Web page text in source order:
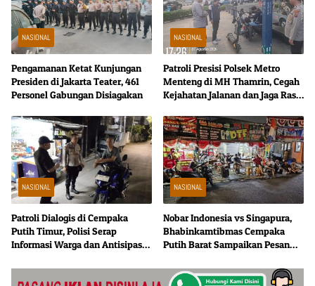
NASIONAL
Pengamanan Ketat Kunjungan
Presiden di Jakarta Teater, 461
Personel Gabungan Disiagakan
NASIONAL
Patroli Presisi Polsek Metro
Menteng di MH Thamrin, Cegah
Kejahatan Jalanan dan Jaga Rasa
NASIONAL
Patroli Dialogis di Cempaka
Putih Timur, Polisi Serap
Informasi Warga dan Antisipasi
NASIONAL
Nobar Indonesia vs Singapura,
Bhabinkamtibmas Cempaka
Putih Barat Sampaikan Pesan